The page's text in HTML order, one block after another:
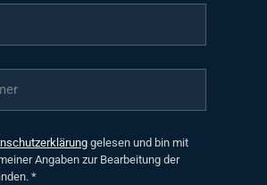
gelesen und bin mit
Angaben zur Bearbeitung der
*